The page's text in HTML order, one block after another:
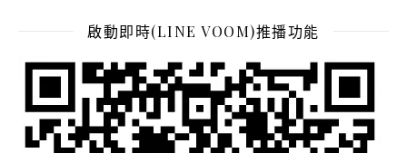
啟動即時(LINE VOOM)推播功能